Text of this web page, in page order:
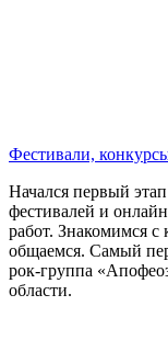
Фестивали,
Начался первый
фестивалей и
работ. Знакомимся с
общаемся. Самый
рок-группа
области.